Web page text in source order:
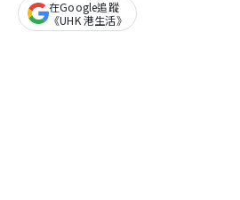
在Google追蹤
《UHK 港生活》